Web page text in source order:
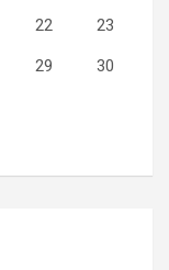
22 23
29 30